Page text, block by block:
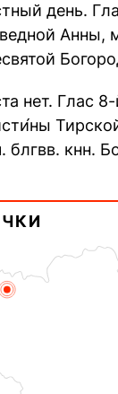
в
день.
Анны,
Евпракси́и
нет. Глас
блгвв. кнн.
(1015).